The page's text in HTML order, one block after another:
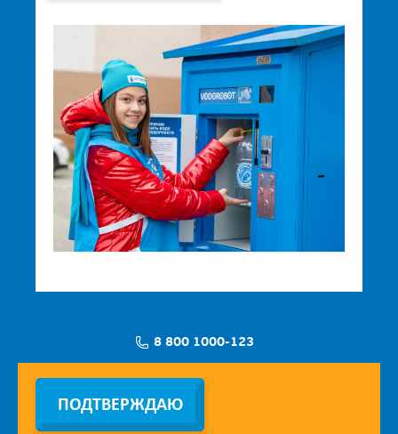
8 800 1000-123
Заявка на установку
ПОДТВЕРЖДАЮ